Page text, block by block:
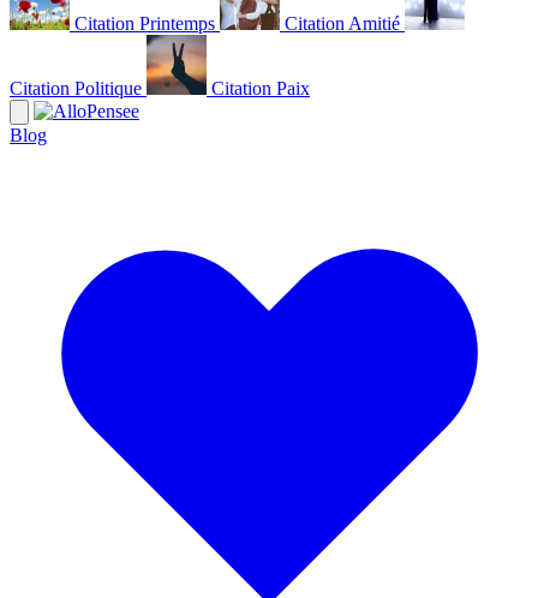
Citation Printemps Citation Amitié
Citation Politique Citation Paix
Blog